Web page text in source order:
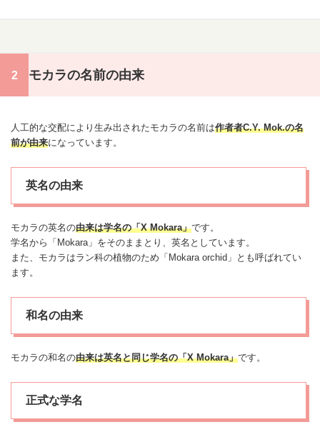
モカラの名前の由来
人工的な交配により生み出されたモカラの名前は作者者C.Y. Mok.の名
前が由来になっています。
英名の由来
モカラの英名の由来は学名の「X Mokara」です。
学名から「Mokara」をそのままとり、英名としています。
また、モカラはラン科の植物のため「Mokara orchid」とも呼ばれてい
ます。
和名の由来
モカラの和名の由来は英名と同じ学名の「X Mokara」です。
正式な学名